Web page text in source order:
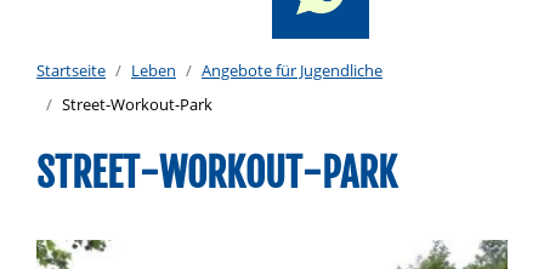
Startseite Leben
Angebote für Jugendliche
Street-Workout-Park
STREET-WORKOUT-PARK